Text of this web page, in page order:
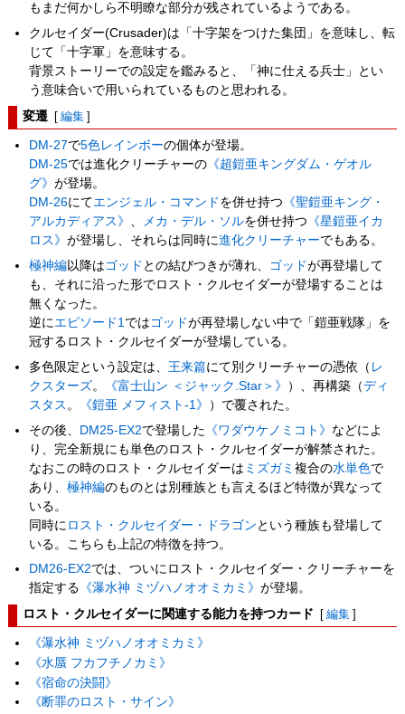
もまだ何かしら不明瞭な部分が残されているようである。
クルセイダー(Crusader)は「十字架をつけた集団」を意味し、転
じて「十字軍」を意味する。
背景ストーリーでの設定を鑑みると、「神に仕える兵士」とい
う意味合いで用いられているものと思われる。
変遷 [ 編集 ]
DM-27で5色レインボーの個体が登場。
DM-25では進化クリーチャーの 《超鎧亜キングダム・ゲオル
グ》が登場。
DM-26にてエンジェル・コマンド を併せ持つ 《聖鎧亜キング・
アルカディアス》 、 メカ・デル・ソルを併せ持つ 《星鎧亜イカ
ロス》が登場し、それらは同時に進化クリーチャーでもある。
極神編以降は ゴッド との結びつきが薄れ、 ゴッドが再登場して
も、それに沿った形でロスト・クルセイダーが登場することは
無くなった。
逆に エピソード1 では ゴッドが再登場しない中で「鎧亜戦隊」を
冠するロスト・クルセイダーが登場している。
多色限定という設定は、 王来篇にて別クリーチャーの憑依（ レ
クスターズ。 《富士山ン ＜ジャック.Star＞》 ）、再構築（ディ
スタス 。 《鎧亜 メフィスト-1》
）で覆された。
その後、 DM25-EX2で登場した 《ワダウケノミコト》 などによ
り、完全新規にも単色のロスト・クルセイダーが解禁された。
なおこの時のロスト・クルセイダーは ミズガミ複合の水単色で
あり、極神編のものとは別種族とも言えるほど特徴が異なって
いる。
同時に ロスト・クルセイダー・ドラゴン という種族も登場して
いる。こちらも上記の特徴を持つ。
DM26-EX2では、ついにロスト・クルセイダー・クリーチャーを
指定する 《瀑水神 ミヅハノオオミカミ》が登場。
ロスト・クルセイダーに関連する能力を持つカード [ 編集 ]
《瀑水神 ミヅハノオオミカミ》
《水蜃 フカフチノカミ》
《宿命の決闘》
《断罪のロスト・サイン》